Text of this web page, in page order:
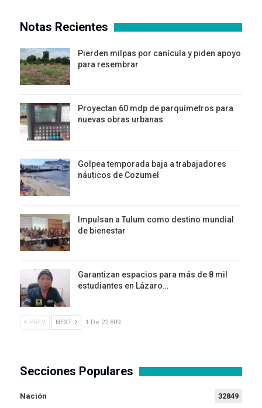
Notas Recientes
Pierden milpas por canícula y piden apoyo
para resembrar
Proyectan 60 mdp de parquímetros para
nuevas obras urbanas
Golpea temporada baja a trabajadores
náuticos de Cozumel
Impulsan a Tulum como destino mundial
de bienestar
Garantizan espacios para más de 8 mil
estudiantes en Lázaro…
PREV NEXT 1 De 22,809
Secciones Populares
Nación 32849